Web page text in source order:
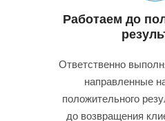
Работаем до
Ответственно
направленные
положительного
до возвращения